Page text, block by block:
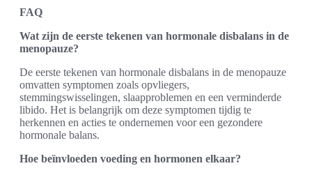
FAQ
Wat zijn de eerste tekenen van hormonale disbalans in de
menopauze?
De eerste tekenen van hormonale disbalans in de menopauze
omvatten symptomen zoals opvliegers,
stemmingswisselingen, slaapproblemen en een verminderde
libido. Het is belangrijk om deze symptomen tijdig te
herkennen en acties te ondernemen voor een gezondere
hormonale balans.
Hoe beïnvloeden voeding en hormonen elkaar?